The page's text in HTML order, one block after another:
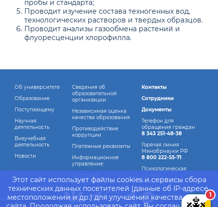
Этот сайт использует файлы cookies и сервисы сбора
технических данных посетителей (данные об IP-адресе,
местоположении и др.) для улучшения качества работы
пробы и стандарта;
Проводит изучение состава техногенных вод,
технологических растворов и твердых образцов.
Проводит анализы газообмена растений и
флуоресценции хлорофилла.
Об университете
Образование
Поступающему
Научная
деятельность
Внеучебная
деятельность
Новости
Сведения об
образовательной
организации
Независимая оценка
качества образования
Противодействие
коррупции
Платежные реквизиты
Информационное
управление
обновления страниц
Контакты
Сотрудники
Документы
Телефон для
обращения граждан
8 343 251-48-38
Горячая линия
Минобрнауки РФ
8 800 222-55-71
Психологическая
8 982 760-44-14
1